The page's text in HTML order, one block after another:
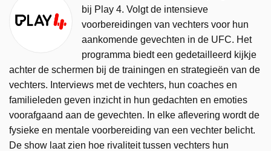
bij Play 4. Volgt de intensieve
voorbereidingen van vechters voor hun
aankomende gevechten in de UFC. Het
programma biedt een gedetailleerd kijkje
achter de schermen bij de trainingen en strategieën van de
vechters. Interviews met de vechters, hun coaches en
familieleden geven inzicht in hun gedachten en emoties
voorafgaand aan de gevechten. In elke aflevering wordt de
fysieke en mentale voorbereiding van een vechter belicht.
De show laat zien hoe rivaliteit tussen vechters hun